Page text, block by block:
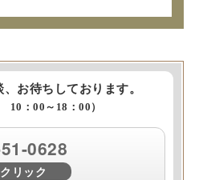
お待ちしております。
10：00～18：00）
0628
クリック